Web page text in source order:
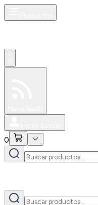
0